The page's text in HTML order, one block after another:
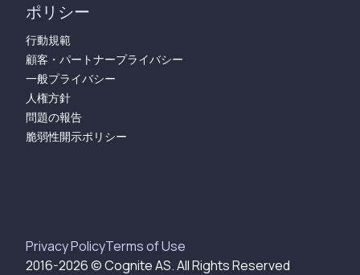
ポリシー
行動規範
顧客・パートナープライバシー
一般プライバシー
人権方針
問題の報告
脆弱性開示ポリシー
Privacy PolicyTerms of Use​​​​‌ ‍ ​‍​‍‌‍ ‌ ​‍‌‍‍‌‌‍‌ ‌‍‍‌‌‍ ‍​‍​‍​ ‍‍​‍​‍‌ ​ ‌‍​‌‌‍ ‍‌‍‍‌‌ ‌​‌ ‍‌​‍ ‍‌‍‍‌‌‍ ​‍​‍​‍ ​​‍​‍‌‍‍​‌ ​‍‌‍‌‌‌‍‌‍​‍​‍​ ‍‍​‍​‍​‍ ‌‍​‌‌‍‌​‌‍ ‌‌‍‍‌‌‍ ‍​‍ ‌‍‍‌‌‍ ‍‌ ‌​‌‍‌‌‌‍ ‍‌ ‌​​‍ ‌‍‌‌‌‍‌​‌‍‍‌‌ ‌​​‍ ‌‍ ‌‌‍ ‌‍‌​‌‍‌‌​ ‌‌ ​​‌ ​‍‌‍‌‌‌ ​ ‌‍‌‌‌‍ ‍‌ ‌​‌‍​‌‌ ‌​‌‍‍‌‌‍ ‌‍ ‍​ ‍ ‌‍‍‌‌‍‌​​ ‌‌ ​ ‌‍‍‌‌ ‌​‌‍‌‌‌‌​ ‌‍‌‌‌ ‌​‌ ‌​‌‍‍‌‌‍ ‍‌‍‌ ‌ ​ ​ ‍ ‌ ‌​‌ ‍‌‌ ​​‌‍‌‌​ ‌‌ ​ ‌‍‍‌‌ ‌​‌‍‌‌‌‌​ ‌‍‌‌‌ ‌​‌ ‌​‌‍‍‌‌‍ ‍‌‍‌ ‌ ​ ​ ‍ ‌ ​​‌‍​‌‌ ‌​‌‍‍​​ ‌‌ ​ ‌‍‍‌‌ ‌​‌‍‌‌‌​ ‍‌‍​‌‌ ‌‍‌‍‍‌‌‍‌ ‌‍​‌‌ ‌​‌‍‍‌‌‍ ‌‍ ‍‌ ​ ​‍ ‍‌‍‌‍‌‍ ‌‍ ‌ ‌​‌‍‌‌‌ ​‍‌​ ‍‌‍​‌‌ ‌‍‌‍‍‌‌‍‌ ‌‍​‌‌ ‌​‌‍‍‌‌‍ ‌‍ ‍​‍ ‍‌ ‌​‌‍‌‌‌ ​‍‌‍ ‌‌ ​ ‌​ ‌‍‌‍‌‌​ ‌‍‌‌‌ ​‍‌ ‌‍‌‍‍‌‌‍​ ‌‍‌‌​‍ ‍‌ ‌​‌‍‌‌‌ ‍​‌ ‌​​ ‌‍​‍‌‍​‌‌ ​ ‌‍‌‌‌‌‌‌‌ ​‍‌‍ ​​ ‌​‍‌‌​ ​‍‌​‌‍‌‍​‌‌‍‌​‌‍ ‌‌‍‍‌‌‍ ‍​‍‌‍‌‍‍‌‌‍‌​​ ‌‌ ​ ‌‍‍‌‌ ‌​‌‍‌‌‌‌​ ‌‍‌‌‌ ‌​‌ ‌​‌‍‍‌‌‍ ‍‌‍‌ ‌ ​ ​‍‌‍‌ ‌​‌ ‍‌‌ ​​‌‍‌‌​ ‌‌ ​ ‌‍‍‌‌ ‌​‌‍‌‌‌‌​ ‌‍‌‌‌ ‌​‌ ‌​‌‍‍‌‌‍ ‍‌‍‌ ‌ ​ ​‍‌‍‌ ​​‌‍​‌‌ ‌​‌‍‍​​ ‌‌ ​ ‌‍‍‌‌ ‌​‌‍‌‌‌​ ‍‌‍​‌‌ ‌‍‌‍‍‌‌‍‌ ‌‍​‌‌ ‌​‌‍‍‌‌‍ ‌‍ ‍‌ ​ ​‍ ‍‌‍‌‍‌‍ ‌‍ ‌ ‌​‌‍‌‌‌ ​‍‌​ ‍‌‍​‌‌ ‌‍‌‍‍‌‌‍‌ ‌‍​‌‌ ‌​‌‍‍‌‌‍ ‌‍ ‍​‍ ‍‌ ‌​‌‍‌‌‌ ​‍‌‍ ‌‌ ​ ‌​ ‌‍‌‍‌‌​ ‌‍‌‌‌ ​‍‌ ‌‍‌‍‍‌‌‍​ ‌‍‌‌​‍ ‍‌ ‌​‌‍‌‌‌ ‍​‌ ‌​​‍‌‍‌ ​​‌‍‌‌‌ ​‍‌ ​ ‌ ​​‌‍‌‌‌‍​ ‌ ‌​‌‍‍‌‌ ‌‍‌‍‌‌​ ‌‌ ​​‌ ‌‌‌‍​‍‌‍ ​‌‍‍‌‌ ​ ‌‍‍​‌‍‌‌‌‍‌​​‍​‍‌ ‌
2016-2026© Cognite AS. All Rights Reserved